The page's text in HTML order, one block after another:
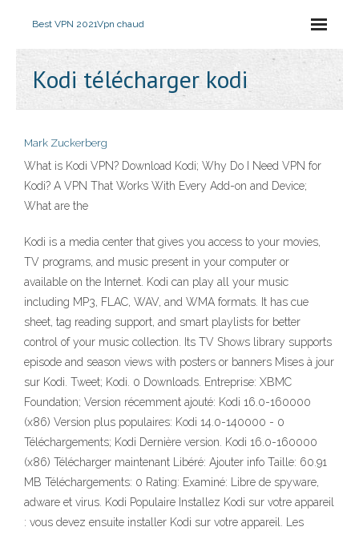
Best VPN 2021Vpn chaud
Kodi télécharger kodi
Mark Zuckerberg
What is Kodi VPN? Download Kodi; Why Do I Need VPN for
Kodi? A VPN That Works With Every Add-on and Device;
What are the
Kodi is a media center that gives you access to your movies,
TV programs, and music present in your computer or
available on the Internet. Kodi can play all your music
including MP3, FLAC, WAV, and WMA formats. It has cue
sheet, tag reading support, and smart playlists for better
control of your music collection. Its TV Shows library supports
episode and season views with posters or banners Mises à jour
sur Kodi. Tweet; Kodi. 0 Downloads. Entreprise: XBMC
Foundation; Version récemment ajouté: Kodi 16.0-160000
(x86) Version plus populaires: Kodi 14.0-140000 - 0
Téléchargements; Kodi Dernière version. Kodi 16.0-160000
(x86) Télécharger maintenant Libéré: Ajouter info Taille: 60.91
MB Téléchargements: 0 Rating: Examiné: Libre de spyware,
adware et virus. Kodi Populaire Installez Kodi sur votre appareil
: vous devez ensuite installer Kodi sur votre appareil. Les